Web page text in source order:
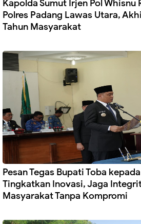
Kapolda Sumut Irjen Pol Whisnu
Polres Padang Lawas Utara,
Tahun Masyarakat
Pesan Tegas Bupati Toba
Tingkatkan Inovasi, Jaga
Masyarakat Tanpa Kompromi